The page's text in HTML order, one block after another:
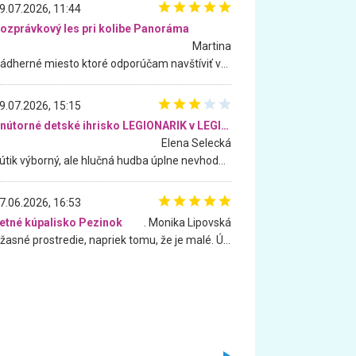
11:44
les pri kolibe Panoráma
Martina
15:15
Vnútorné detské ihrisko LEGIONARIK v LEGIA Fitness
Elena Selecká
16:53
kúpalisko Pezinok
. Monika Lipovská